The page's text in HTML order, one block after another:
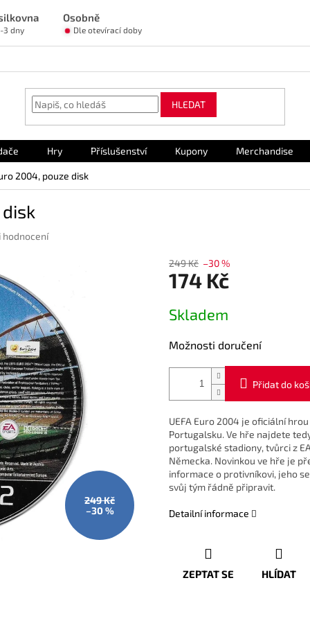
Osobně
3 dny Dle otevírací doby
HLEDAT
Hry Příslušenství Kupony Merchandise
2004, pouze disk
hodnocení
249 Kč
–30 %
249 Kč –30 %
174 Kč
cena:
Skladem
Možnosti doručení
Přidat do
UEFA Euro 2004 je oficiální
Portugalsku. Ve hře najdete
portugalské stadiony, tvůrci z
Německa. Novinkou ve hře je
informace o protivníkovi, jeho
svůj tým řádně připravit.
Detailní informace
ZEPTAT SE HLÍDAT